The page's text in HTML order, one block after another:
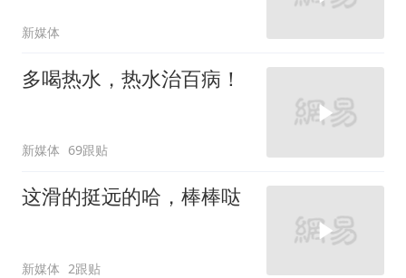
新媒体
多喝热水，热水治百病！
新媒体 69跟贴
这滑的挺远的哈，棒棒哒
新媒体 2跟贴